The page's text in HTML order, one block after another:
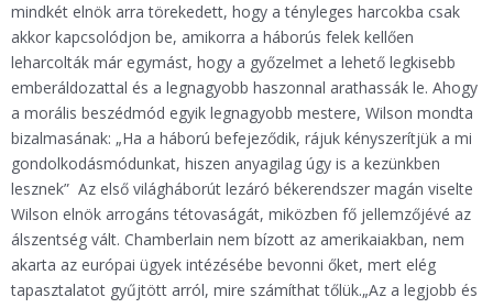
mindkét elnök arra törekedett, hogy a tényleges harcokba csak
akkor kapcsolódjon be, amikorra a háborús felek kellően
leharcolták már egymást, hogy a győzelmet a lehető legkisebb
emberáldozattal és a legnagyobb haszonnal arathassák le. Ahogy
a morális beszédmód egyik legnagyobb mestere, Wilson mondta
bizalmasának: „Ha a háború befejeződik, rájuk kényszerítjük a mi
gondolkodásmódunkat, hiszen anyagilag úgy is a kezünkben
lesznek” Az első világháborút lezáró békerendszer magán viselte
Wilson elnök arrogáns tétovaságát, miközben fő jellemzőjévé az
álszentség vált. Chamberlain nem bízott az amerikaiakban, nem
akarta az európai ügyek intézésébe bevonni őket, mert elég
tapasztalatot gyűjtött arról, mire számíthat tőlük.„Az a legjobb és